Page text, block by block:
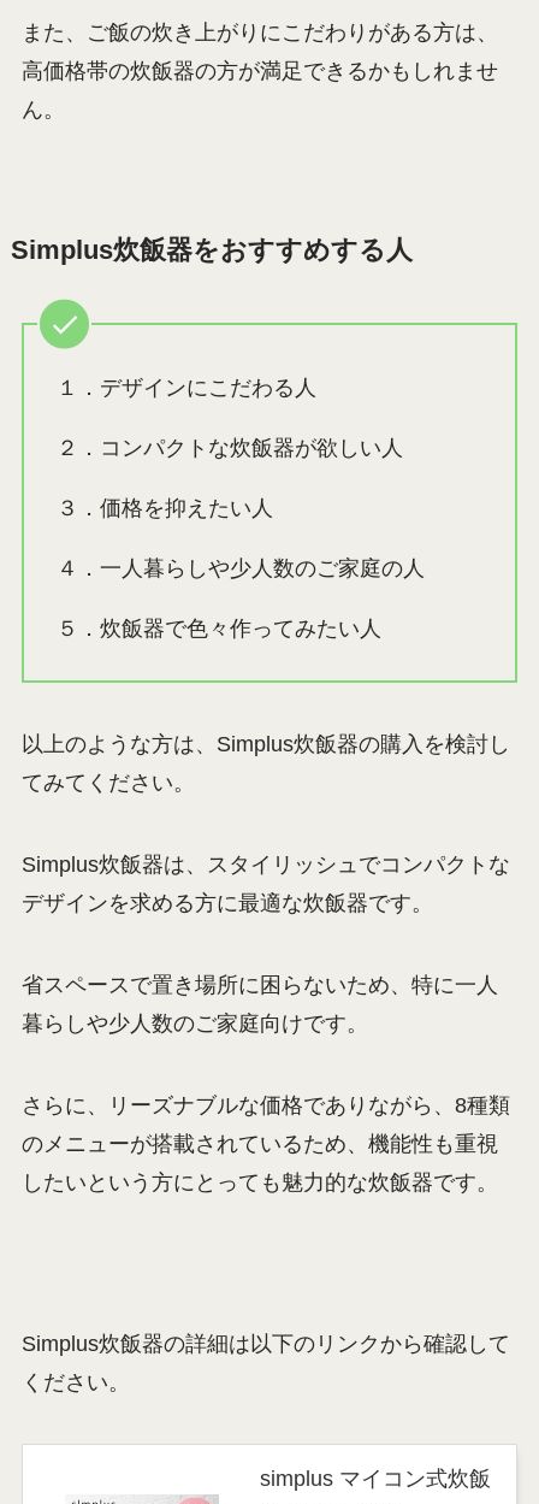
また、ご飯の炊き上がりにこだわりがある方は、
高価格帯の炊飯器の方が満足できるかもしれませ
ん。
Simplus炊飯器をおすすめする人
１．デザインにこだわる人
２．コンパクトな炊飯器が欲しい人
３．価格を抑えたい人
４．一人暮らしや少人数のご家庭の人
５．炊飯器で色々作ってみたい人
以上のような方は、Simplus炊飯器の購入を検討し
てみてください。
Simplus炊飯器は、スタイリッシュでコンパクトな
デザインを求める方に最適な炊飯器です。
省スペースで置き場所に困らないため、特に一人
暮らしや少人数のご家庭向けです。
さらに、リーズナブルな価格でありながら、8種類
のメニューが搭載されているため、機能性も重視
したいという方にとっても魅力的な炊飯器です。
Simplus炊飯器の詳細は以下のリンクから確認して
ください。
simplus マイコン式炊飯